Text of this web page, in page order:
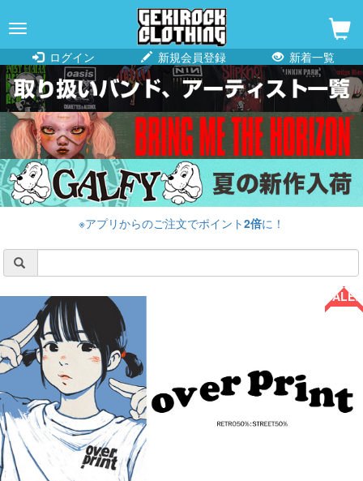
navigation
ログイン
新規会員登録 新着一覧
※アプリからのご注文でポイント2倍に！
SALE!!
SALE!!